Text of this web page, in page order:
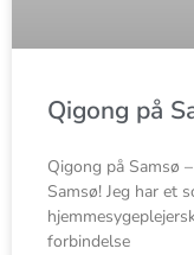
Qigong på
Qigong på Samsø
Samsø! Jeg har et
forbindelse